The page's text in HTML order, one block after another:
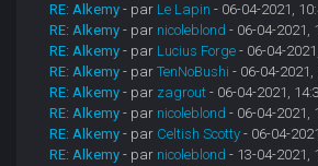
RE: Alkemy - par Le Lapin - 06-04-2021,
RE: Alkemy - par nicoleblond - 06-04-2021,
RE: Alkemy - par Lucius Forge - 06-04-
RE: Alkemy - parTenNoBushi - 06-04-2021,
RE: Alkemy - par zagrout - 06-04-2021,
RE: Alkemy - par nicoleblond - 06-04-2021,
RE: Alkemy - par Celtish Scotty - 06-04-
RE: Alkemy - par nicoleblond - 13-04-2021,